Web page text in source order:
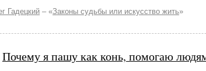
Гадецкий – «Законы судьбы или искусство жить»
Почему я пашу как конь, помогаю